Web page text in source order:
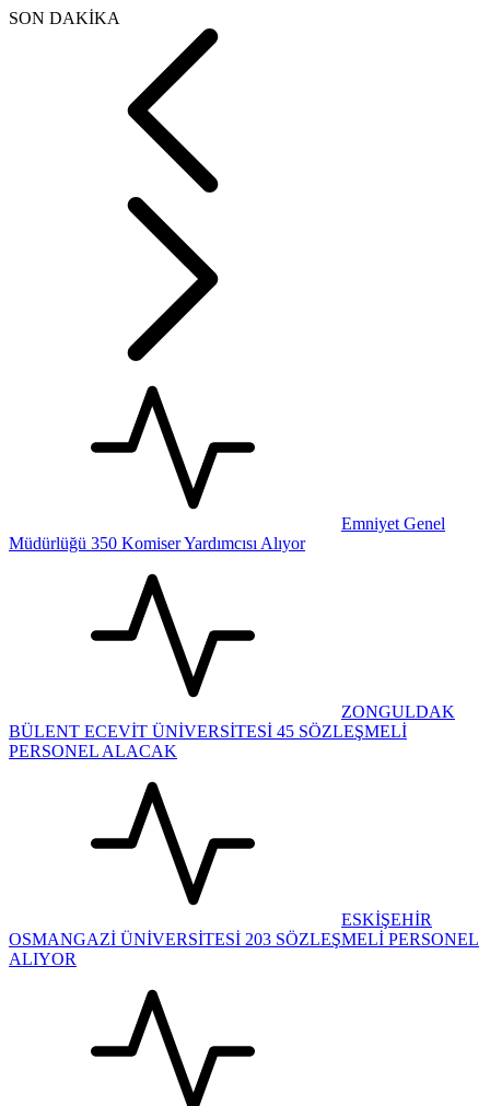
SON DAKİKA
Emniyet Genel
Müdürlüğü 350 Komiser Yardımcısı Alıyor
ZONGULDAK
BÜLENT ECEVİT ÜNİVERSİTESİ 45 SÖZLEŞMELİ
PERSONEL ALACAK
ESKİŞEHİR
OSMANGAZİ ÜNİVERSİTESİ 203 SÖZLEŞMELİ PERSONEL
ALIYOR